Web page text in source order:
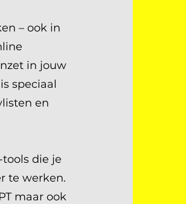
– ook in
in jouw
speciaal
en
die je
te werken.
maar ook